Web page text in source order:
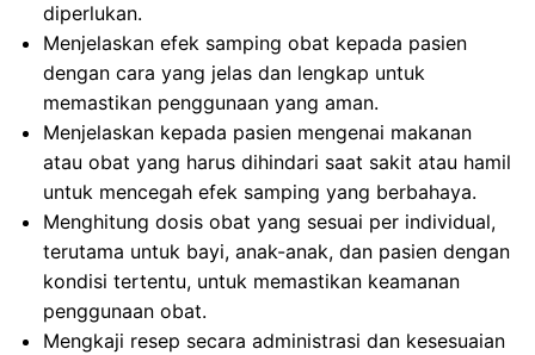
diperlukan.
Menjelaskan efek samping obat kepada pasien
dengan cara yang jelas dan lengkap untuk
memastikan penggunaan yang aman.
Menjelaskan kepada pasien mengenai makanan
atau obat yang harus dihindari saat sakit atau hamil
untuk mencegah efek samping yang berbahaya.
Menghitung dosis obat yang sesuai per individual,
terutama untuk bayi, anak-anak, dan pasien dengan
kondisi tertentu, untuk memastikan keamanan
penggunaan obat.
Mengkaji resep secara administrasi dan kesesuaian